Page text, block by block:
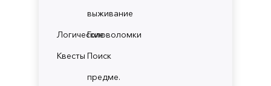
выживание
ЛогическиеГоловоломки
Квесты Поиск
предме.